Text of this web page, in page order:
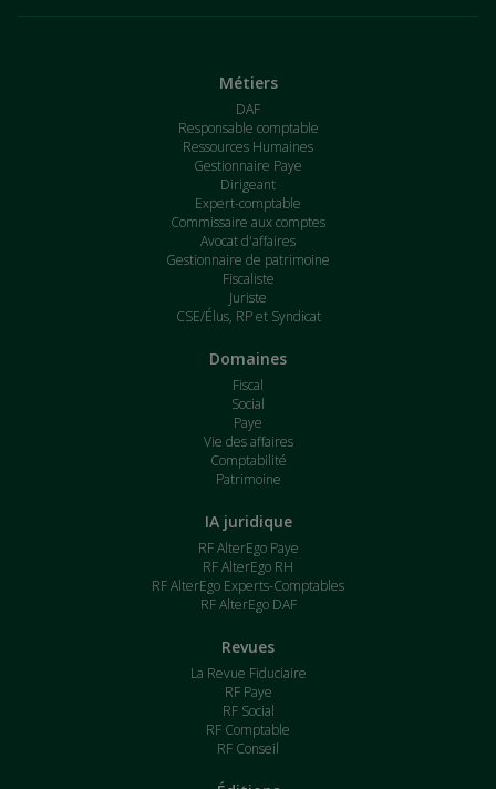
Métiers
DAF
Responsable comptable
Ressources Humaines
Gestionnaire Paye
Dirigeant
Expert-comptable
Commissaire aux comptes
Avocat d'affaires
Gestionnaire de patrimoine
Fiscaliste
Juriste
CSE/Élus, RP et Syndicat
Domaines
Fiscal
Social
Paye
Vie des affaires
Comptabilité
Patrimoine
IA juridique
RF AlterEgo Paye
RF AlterEgo RH
RF AlterEgo Experts-Comptables
RF AlterEgo DAF
Revues
La Revue Fiduciaire
RF Paye
RF Social
RF Comptable
RF Conseil